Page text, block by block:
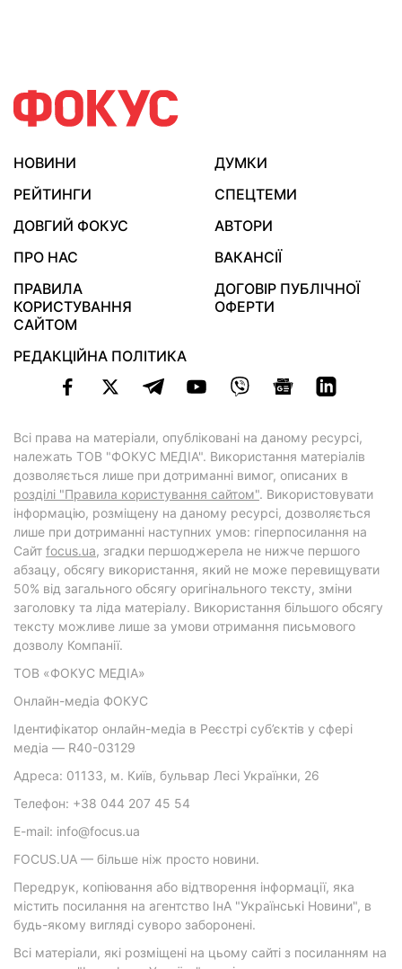
НОВИНИ
ДУМКИ
РЕЙТИНГИ
СПЕЦТЕМИ
ДОВГИЙ ФОКУС
АВТОРИ
ПРО НАС
ВАКАНСІЇ
ПРАВИЛА
КОРИСТУВАННЯ
САЙТОМ
ДОГОВІР ПУБЛІЧНОЇ
ОФЕРТИ
РЕДАКЦІЙНА ПОЛІТИКА
Всі права на матеріали, опубліковані на даному ресурсі,
належать ТОВ "ФОКУС МЕДІА". Використання матеріалів
дозволяється лише при дотриманні вимог, описаних в
розділі "Правила користування сайтом". Використовувати
інформацію, розміщену на даному ресурсі, дозволяється
лише при дотриманні наступних умов: гіперпосилання на
Cайт focus.ua, згадки першоджерела не нижче першого
абзацу, обсягу використання, який не може перевищувати
50% від загального обсягу оригінального тексту, зміни
заголовку та ліда матеріалу. Використання більшого обсягу
тексту можливе лише за умови отримання письмового
дозволу Компанії.
ТОВ «ФОКУС МЕДІА»
Онлайн-медіа ФОКУС
Ідентифікатор онлайн-медіа в Реєстрі суб’єктів у сфері
медіа — R40-03129
Адреса: 01133, м. Київ, бульвар Лесі Українки, 26
Телефон: +38 044 207 45 54
E-mail: info@focus.ua
FOCUS.UA — більше ніж просто новини.
Передрук, копіювання або відтворення інформації, яка
містить посилання на агентство ІнА "Українські Новини", в
будь-якому вигляді суворо заборонені.
Всі матеріали, які розміщені на цьому сайті з посиланням на